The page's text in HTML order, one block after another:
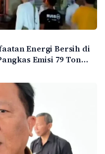
Energi Bersih di
Emisi 79 Ton